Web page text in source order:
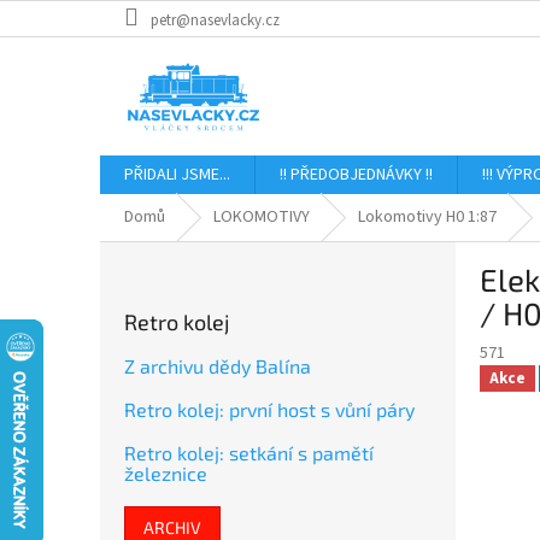
na
petr@nasevlacky.cz
PŘIDALI JSME... !! PŘEDOBJEDNÁVKY !! !!!
Domů
LOKOMOTIVY Lokomotivy H0 1:87
Retro kolej
Z archivu dědy Balína
Retro kolej: první host s vůní páry
Retro kolej: setkání s pamětí
železnice
ARCHIV
/
571
Akce